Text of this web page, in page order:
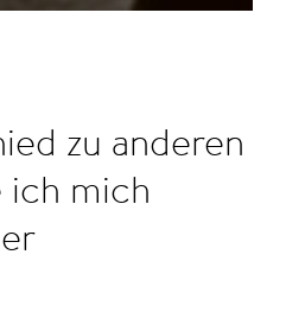
zu anderen
ich mich